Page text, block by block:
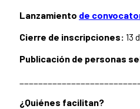
Lanzamiento de
Cierre de inscripciones: 13
Publicación de personas
¿Quiénes facilitan?